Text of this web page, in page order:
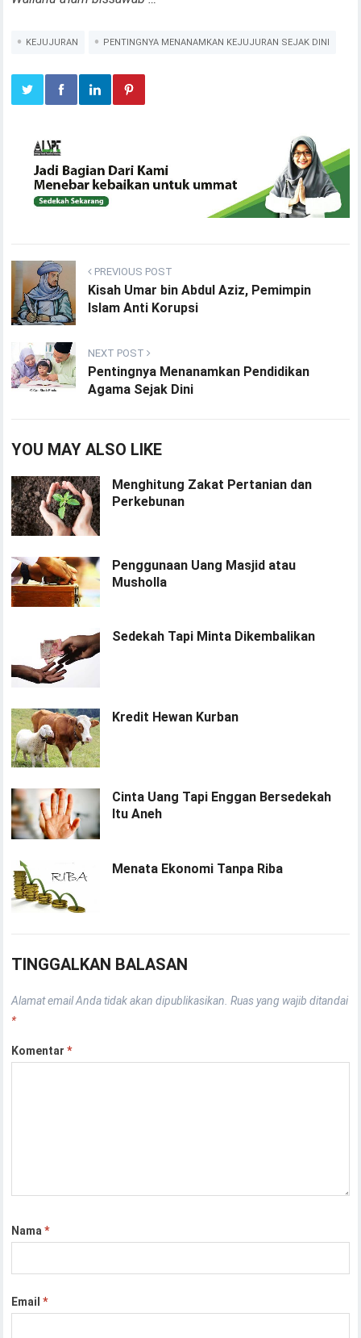
KEJUJURAN PENTINGNYA MENANAMKAN KEJUJURAN SEJAK DINI
PREVIOUS POST
Kisah Umar bin Abdul Aziz, Pemimpin
Islam Anti Korupsi
NEXT POST
Pentingnya Menanamkan Pendidikan
Agama Sejak Dini
YOU MAY ALSO LIKE
Menghitung Zakat Pertanian dan
Perkebunan
Penggunaan Uang Masjid atau
Musholla
Sedekah Tapi Minta Dikembalikan
Kredit Hewan Kurban
Cinta Uang Tapi Enggan Bersedekah
Itu Aneh
Menata Ekonomi Tanpa Riba
TINGGALKAN BALASAN
Alamat email Anda tidak akan dipublikasikan. Ruas yang wajib ditandai
*
Komentar*
Nama*
Email*